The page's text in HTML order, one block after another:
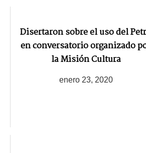
Disertaron sobre el uso del
en conversatorio organizado
la Misión Cultura
enero 23, 2020